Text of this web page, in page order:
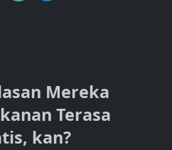
Mereka
Terasa
kan?